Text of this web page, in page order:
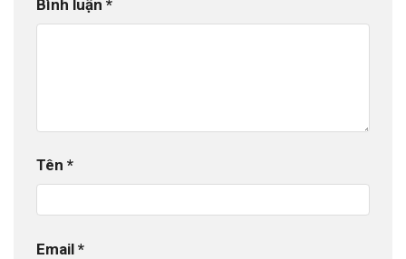
Bình luận *
Tên *
Email *